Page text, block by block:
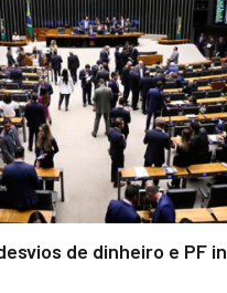
de dinheiro e PF